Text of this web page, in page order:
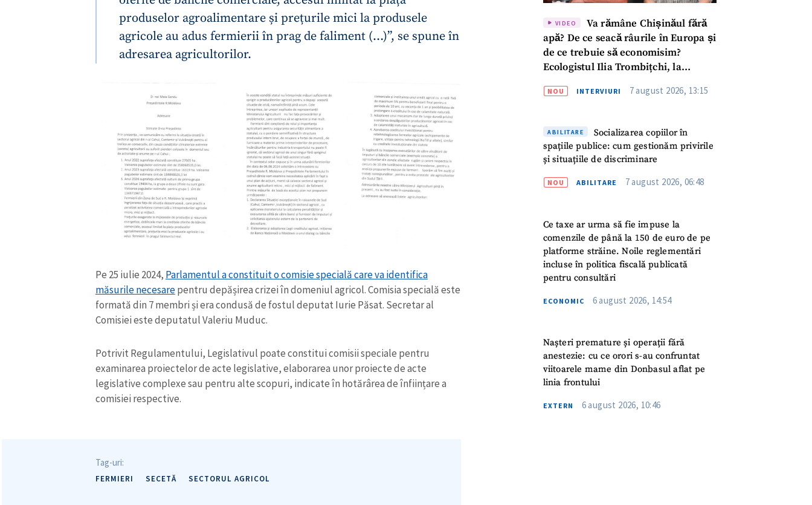
produselor agroalimentare și prețurile mici la produsele
agricole au adus fermierii în prag de faliment (…)”, se spune în
adresarea agricultorilor.
Pe 25 iulie 2024, Parlamentul a constituit o comisie specială care va identifica
măsurile necesarepentru depășirea crizei în domeniul agricol. Comisia specială este
formată din 7 membri și era condusă de fostul deputat Iurie Păsat. Secretar al
Comisiei este deputatul Valeriu Muduc.
Potrivit Regulamentului, Legislativul poate constitui comisii speciale pentru
examinarea proiectelor de acte legislative, elaborarea unor proiecte de acte
legislative complexe sau pentru alte scopuri, indicate în hotărârea de înființare a
comisiei respective.
Tag-uri:
FERMIERI SECETĂ SECTORUL AGRICOL
VIDEO
Va rămâne Chișinăul fără
apă? De ce seacă râurile în Europa și
de ce trebuie să economisim?
Ecologistul Ilia Trombițchi, la
NOU INTERVIURI 7 august 2026, 13:15
ABILITARE
Socializarea copiilor în
spațiile publice: cum gestionăm privirile
și situațiile de discriminare
NOU ABILITARE 7 august 2026, 06:48
Ce taxe ar urma să fie impuse la
comenzile de până la 150 de euro de pe
platforme străine. Noile reglementări
incluse în politica fiscală publicată
pentru consultări
ECONOMIC 6 august 2026, 14:54
Nașteri premature și operații fără
anestezie: cu ce orori s-au confruntat
viitoarele mame din Donbasul aflat pe
linia frontului
EXTERN 6 august 2026, 10:46
ȘTIREA MEA
+ Adaugă titlu
+ Încarcă imagine
Mesajul știrei + Mesajul știrei
+ Emailul meu
+ Telefon personal
Am citit și sunt de acord cupolitica de